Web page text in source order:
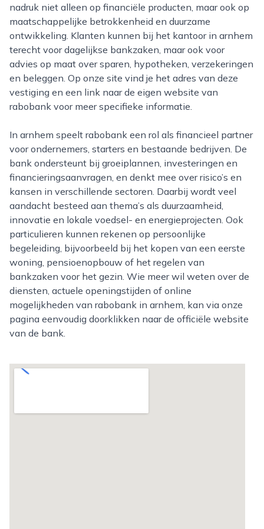
nadruk niet alleen op financiële producten, maar ook op
maatschappelijke betrokkenheid en duurzame
ontwikkeling. Klanten kunnen bij het kantoor in arnhem
terecht voor dagelijkse bankzaken, maar ook voor
advies op maat over sparen, hypotheken, verzekeringen
en beleggen. Op onze site vind je het adres van deze
vestiging en een link naar de eigen website van
rabobank voor meer specifieke informatie.
In arnhem speelt rabobank een rol als financieel partner
voor ondernemers, starters en bestaande bedrijven. De
bank ondersteunt bij groeiplannen, investeringen en
financieringsaanvragen, en denkt mee over risico’s en
kansen in verschillende sectoren. Daarbij wordt veel
aandacht besteed aan thema’s als duurzaamheid,
innovatie en lokale voedsel- en energieprojecten. Ook
particulieren kunnen rekenen op persoonlijke
begeleiding, bijvoorbeeld bij het kopen van een eerste
woning, pensioenopbouw of het regelen van
bankzaken voor het gezin. Wie meer wil weten over de
diensten, actuele openingstijden of online
mogelijkheden van rabobank in arnhem, kan via onze
pagina eenvoudig doorklikken naar de officiële website
van de bank.